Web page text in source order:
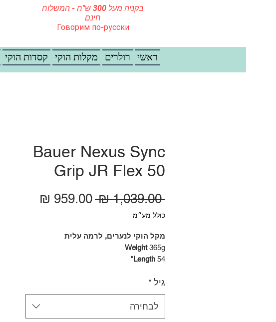
בקניה מעל 300 ש"ח - המשלוח
חינם
Говорим по-русски
ראשי רולרים מקלות הוקי קסדות הוקי
Bauer Nexus Sync
Grip JR Flex 50
‏1,039.00 ‏₪ מחיר רגיל
כולל מע״מ
מקל הוקי לנערים, לרמה עלית
Weight365g
Length 54"
ACL2.0, CONNECTECH TECHNOLOGY
Blade TechnologyCONNECTECH
TECHNOLOGY, TEXTREME
גיל *
לבחירה